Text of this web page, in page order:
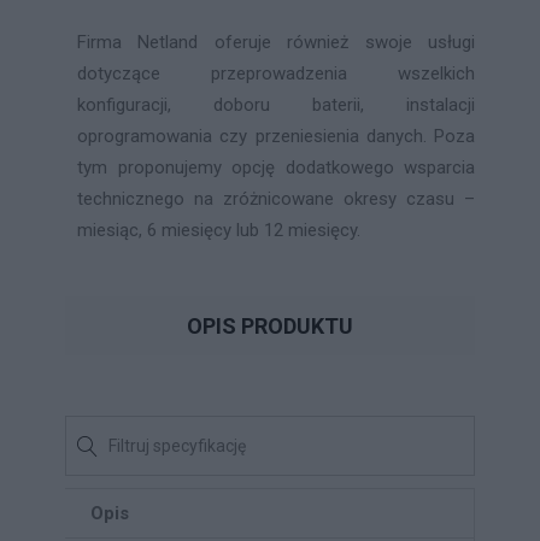
Firma Netland oferuje również swoje usługi
dotyczące przeprowadzenia wszelkich
konfiguracji, doboru baterii, instalacji
oprogramowania czy przeniesienia danych. Poza
tym proponujemy opcję dodatkowego wsparcia
technicznego na zróżnicowane okresy czasu –
miesiąc, 6 miesięcy lub 12 miesięcy.
OPIS PRODUKTU
Opis